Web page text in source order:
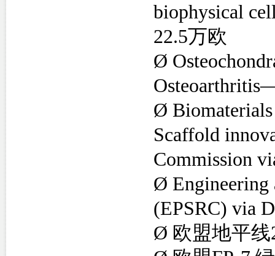
biophysical
22.5万欧
Ø
Ø
Scaffold
Commission
Ø Engineering
(EPSRC) via
Ø 欧盟地平